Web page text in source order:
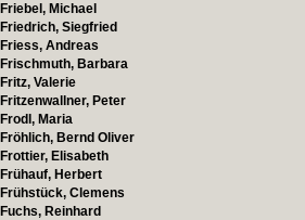
Friebel, Michael
Friedrich, Siegfried
Friess, Andreas
Frischmuth, Barbara
Fritz, Valerie
Fritzenwallner, Peter
Frodl, Maria
Fröhlich, Bernd Oliver
Frottier, Elisabeth
Frühauf, Herbert
Frühstück, Clemens
Fuchs, Reinhard